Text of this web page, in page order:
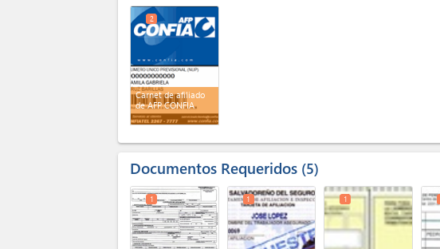
Carnet de afiliado
de AFP CONFIA
2
Documentos Requeridos 5
1 1 1